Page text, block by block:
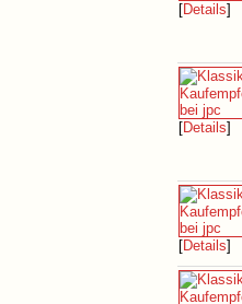
[Details]
[Details]
[Details]